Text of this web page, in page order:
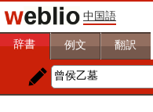
中国語
辞書 例文 翻訳